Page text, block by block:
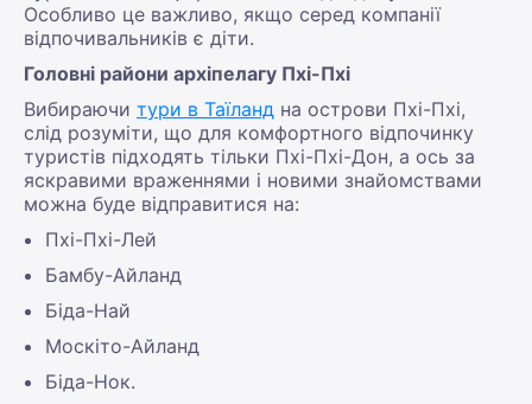
Особливо це важливо, якщо серед компанії
відпочивальників є діти.
Головні райони архіпелагу Пхі-Пхі
Вибираючи тури в Таїланд на острови Пхі-Пхі,
слід розуміти, що для комфортного відпочинку
туристів підходять тільки Пхі-Пхі-Дон, а ось за
яскравими враженнями і новими знайомствами
можна буде відправитися на:
Пхі-Пхі-Лей
Бамбу-Айланд
Біда-Най
Москіто-Айланд
Біда-Нок.